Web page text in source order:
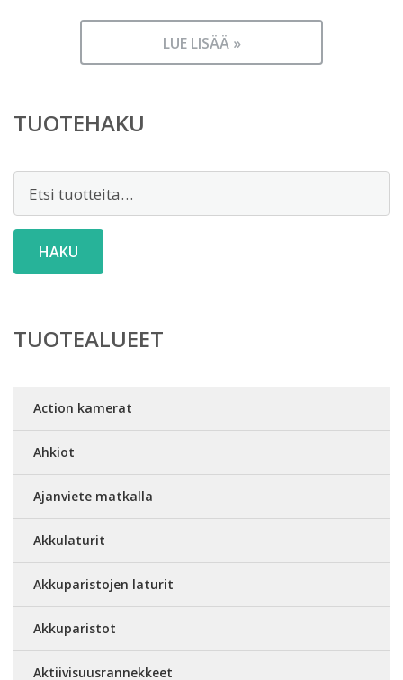
LUE LISÄÄ »
TUOTEHAKU
HAKU
TUOTEALUEET
Action kamerat
Ahkiot
Ajanviete matkalla
Akkulaturit
Akkuparistojen laturit
Akkuparistot
Aktiivisuusrannekkeet